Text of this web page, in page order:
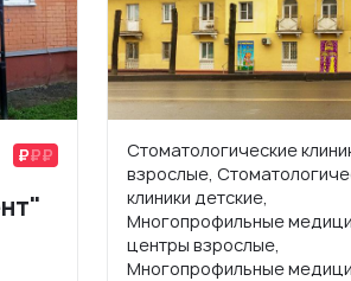
Стоматологические
взрослые,
клиники детские,
Многопрофильные
центры взрослые,
Многопрофильные